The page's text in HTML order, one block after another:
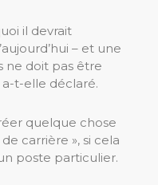
il devrait
– et une
ne doit pas être
t-elle déclaré.
quelque chose
carrière », si cela
poste particulier.